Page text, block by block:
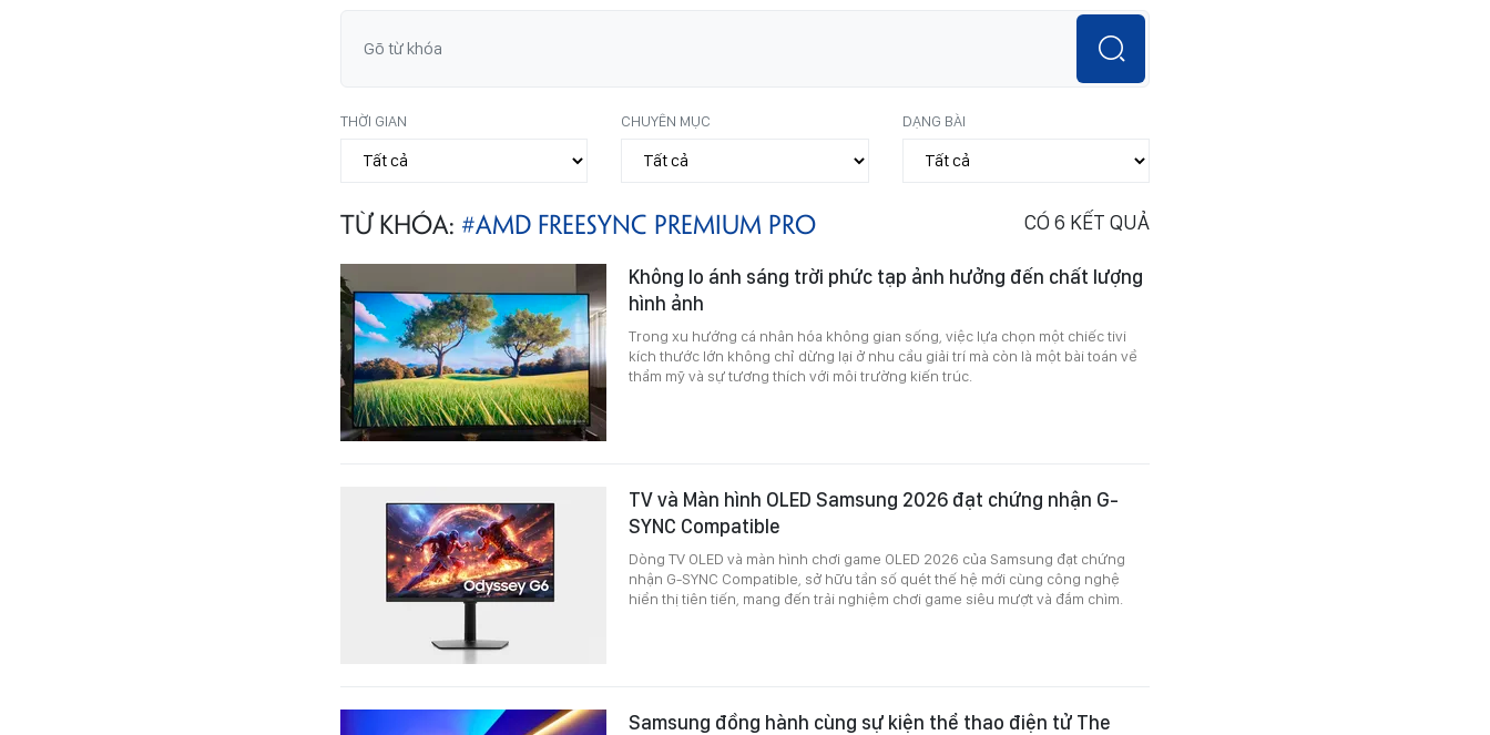
THỜI GIAN CHUYÊN MỤC DẠNG BÀI
TỪ KHÓA: #AMD FREESYNC PREMIUM PRO CÓ 6 KẾT QUẢ
Không lo ánh sáng trời phức tạp ảnh hưởng đến chất lượng
hình ảnh
Trong xu hướng cá nhân hóa không gian sống, việc lựa chọn một chiếc tivi
kích thước lớn không chỉ dừng lại ở nhu cầu giải trí mà còn là một bài toán về
thẩm mỹ và sự tương thích với môi trường kiến trúc.
TV và Màn hình OLED Samsung 2026 đạt chứng nhận G-
SYNC Compatible
Dòng TV OLED và màn hình chơi game OLED 2026 của Samsung đạt chứng
nhận G-SYNC Compatible, sở hữu tần số quét thế hệ mới cùng công nghệ
hiển thị tiên tiến, mang đến trải nghiệm chơi game siêu mượt và đắm chìm.
Samsung đồng hành cùng sự kiện thể thao điện tử The